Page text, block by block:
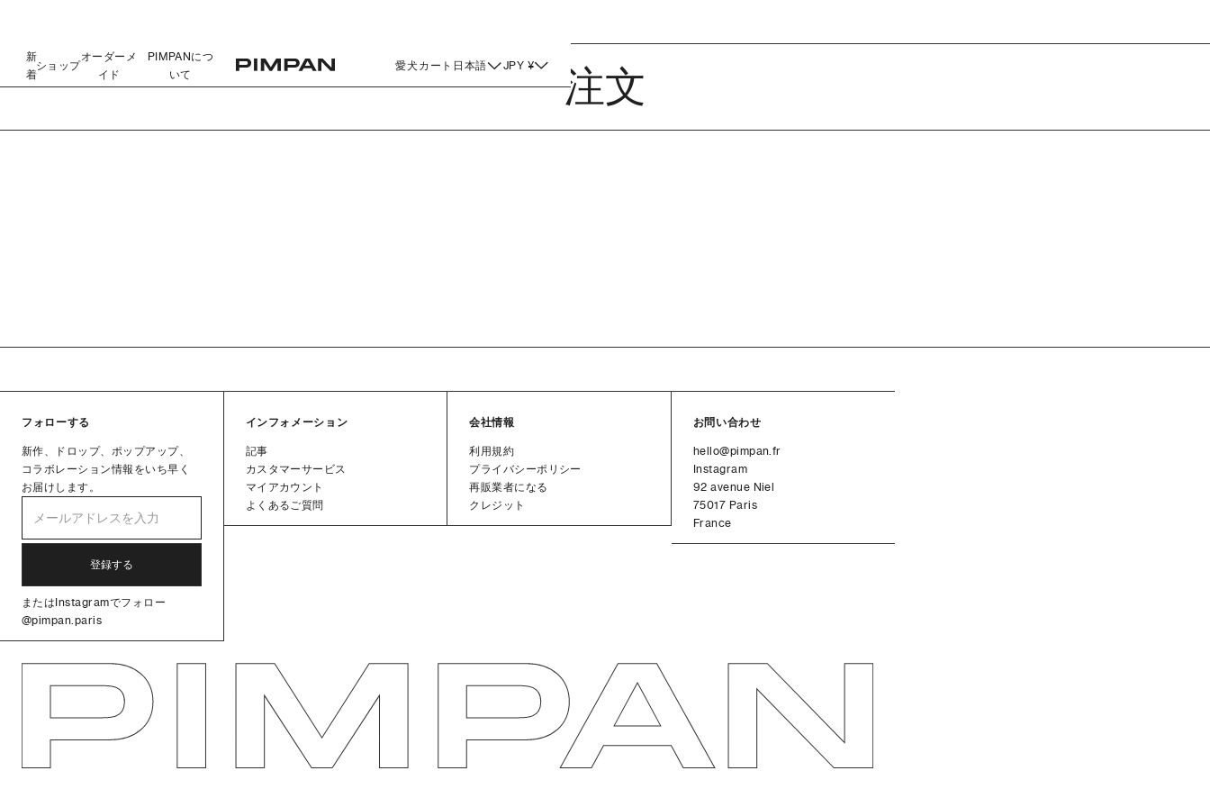
新
着
ショップ
オーダーメ
イド
PIMPANにつ
いて
愛犬 カート 日本語 JPY ¥ 注文
フォローする
新作、ドロップ、ポップアップ、
コラボレーション情報をいち早く
お届けします。
またはInstagramでフォロー
@pimpan.paris
インフォメーション
記事
カスタマーサービス
マイアカウント
よくあるご質問
会社情報
利用規約
プライバシーポリシー
再販業者になる
クレジット
お問い合わせ
hello@pimpan.fr
Instagram
92 avenue Niel
75017 Paris
France